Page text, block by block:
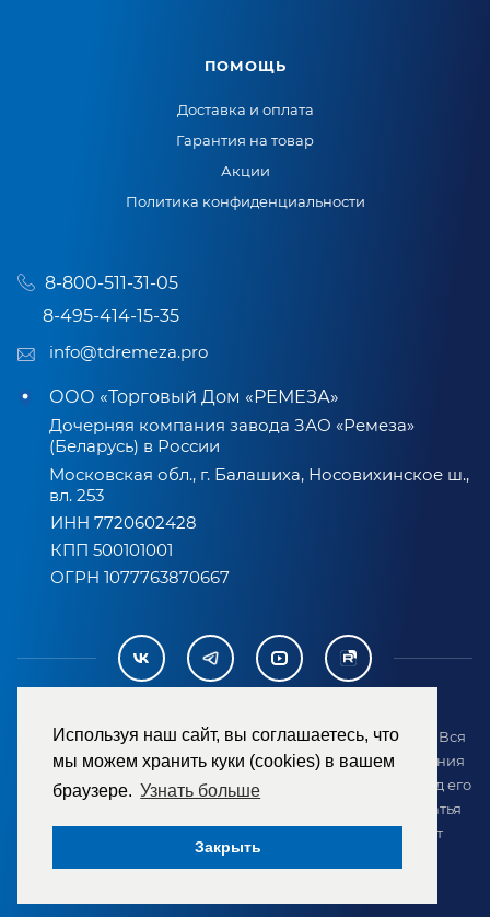
Используя наш сайт, вы соглашаетесь, что
мы можем хранить куки (cookies) в вашем
браузере. Узнать больше
Закрыть
ПОМОЩЬ
Доставка и оплата
Гарантия на товар
Акции
Политика конфиденциальности
8-800-511-31-05
8-495-414-15-35
info@tdremeza.pro
ООО «Торговый Дом «РЕМЕЗА»
Дочерняя компания завода ЗАО «Ремеза»
(Беларусь) в России
Московская обл., г. Балашиха, Носовихинское ш.,
вл. 253
ИНН 7720602428
КПП 500101001
ОГРН 1077763870667
2007-2026 © ООО «ТД «РЕМЕЗА». Все права защищены. Вся
информация на сайте размещена в целях предоставления
возможности покупателю ознакомиться с товаром перед его
приобретением и не является публичной офертой (статья
437 ГК РФ). Внешний вид товара может отличаться от
представленного на сайте.